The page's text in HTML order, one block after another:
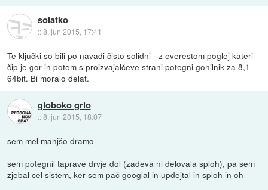
solatko
::8. jun 2015, 17:41
Te ključki so bili po navadi čisto solidni - z everestom poglej kateri
čip je gor in potem s proizvajalčeve strani potegni gonilnik za 8,1
64bit. Bi moralo delat.
globoko grlo
::8. jun 2015, 18:07
sem mel manjšo dramo
sem potegnil taprave drvje dol (zadeva ni delovala sploh), pa sem
zjebal cel sistem, ker sem pač googlal in updejtal in sploh in oh